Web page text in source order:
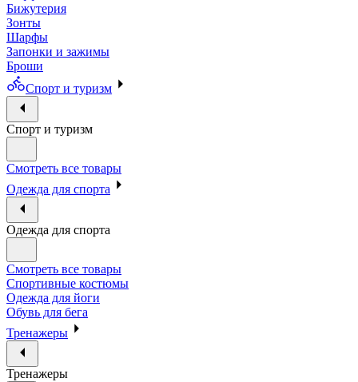
Бижутерия
Зонты
Шарфы
Запонки и зажимы
Броши
Спорт и туризм
Спорт и туризм
Смотреть все товары
Одежда для спорта
Одежда для спорта
Смотреть все товары
Спортивные костюмы
Одежда для йоги
Обувь для бега
Тренажеры
Тренажеры